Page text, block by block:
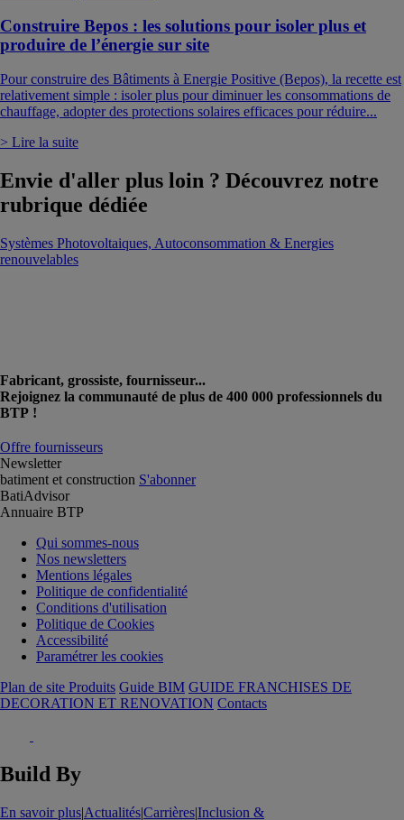
Construire Bepos : les solutions pour isoler plus et
produire de l’énergie sur site
Pour construire des Bâtiments à Energie Positive (Bepos), la recette est
relativement simple : isoler plus pour diminuer les consommations de
chauffage, adopter des protections solaires efficaces pour réduire...
> Lire la suite
Envie d'aller plus loin ? Découvrez notre
rubrique dédiée
Systèmes Photovoltaiques, Autoconsommation & Energies
renouvelables
Fabricant, grossiste, fournisseur...
Rejoignez la communauté de plus de 400 000 professionnels du
BTP !
Offre fournisseurs
Newsletter
batiment et construction S'abonner
BatiAdvisor
Annuaire BTP
Qui sommes-nous
Nos newsletters
Mentions légales
Politique de confidentialité
Conditions d'utilisation
Politique de Cookies
Accessibilité
Paramétrer les cookies
Plan de site Produits Guide BIM GUIDE FRANCHISES DE
DECORATION ET RENOVATION Contacts
Build By
En savoir plus|Actualités|Carrières|Inclusion &